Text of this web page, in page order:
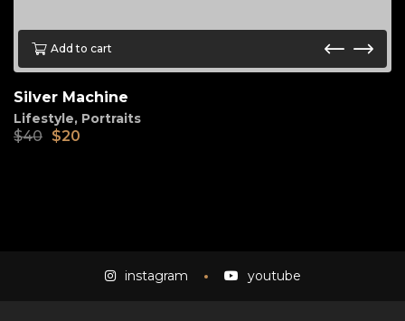
Add to cart
Silver Machine
Lifestyle, Portraits
$40
Le
$20
Le
instagram youtube